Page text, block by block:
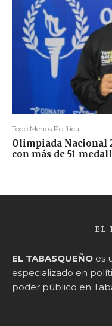
Todo Menos Política
Olimpiada Nacional
con más de 51
EL
EL TABASQUEÑO es
especializado en
poder público en